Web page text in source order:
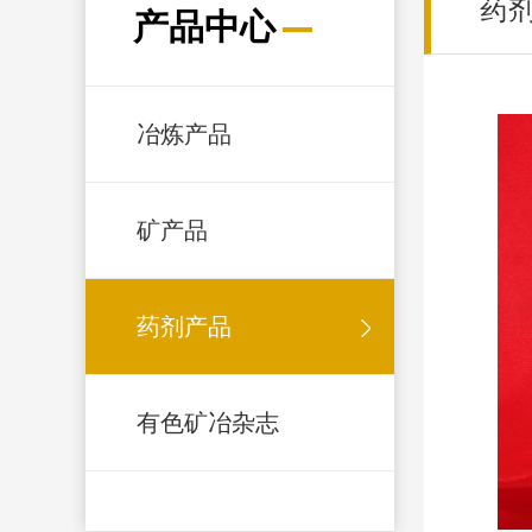
产品中心
冶炼产品
矿产品
药剂产品
有色矿冶杂志
药